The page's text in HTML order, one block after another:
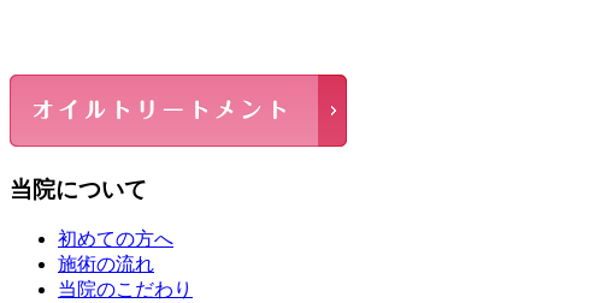
当院について
初めての方へ
施術の流れ
当院のこだわり